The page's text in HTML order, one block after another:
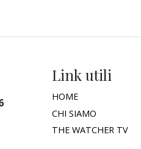
Link utili
HOME
CHI SIAMO
THE WATCHER TV